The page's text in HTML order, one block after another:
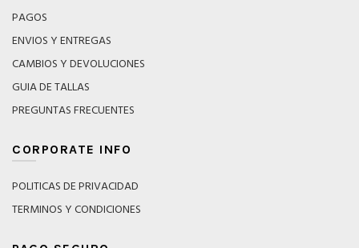
PAGOS
ENVIOS Y ENTREGAS
CAMBIOS Y DEVOLUCIONES
GUIA DE TALLAS
PREGUNTAS FRECUENTES
CORPORATE INFO
POLITICAS DE PRIVACIDAD
TERMINOS Y CONDICIONES